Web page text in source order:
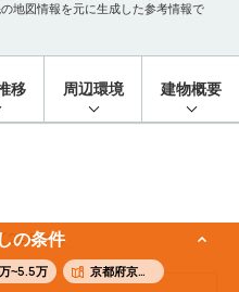
の条件
~5.5万 京都府京都市中京区
地図情報を元に生成した参考情報で
移 周辺環境 建物概要
(24.5m²)